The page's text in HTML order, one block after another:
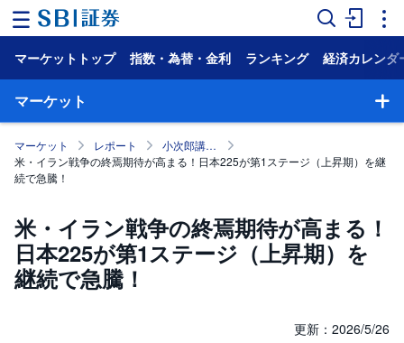
ー
ム
マ
ー
ケ
ッ
ト
NISA
国
内
マーケットトップ 指数・為替・金利 ランキング 経済カレンダ
マーケット
マーケット レポート
小次郎講師の週間チャート分析
米・イラン戦争の終焉期待が高まる！日本225が第1ステージ（上昇期）を継
続で急騰！
米・イラン戦争の終焉期待が高まる！
日本225が第1ステージ（上昇期）を
継続で急騰！
更新：2026/5/26